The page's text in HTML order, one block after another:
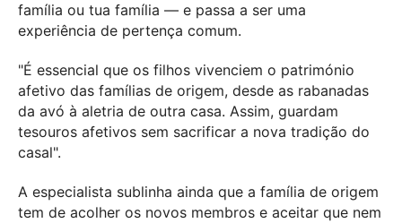
família ou tua família — e passa a ser uma
experiência de pertença comum.
"É essencial que os filhos vivenciem o património
afetivo das famílias de origem, desde as rabanadas
da avó à aletria de outra casa. Assim, guardam
tesouros afetivos sem sacrificar a nova tradição do
casal".
A especialista sublinha ainda que a família de origem
tem de acolher os novos membros e aceitar que nem